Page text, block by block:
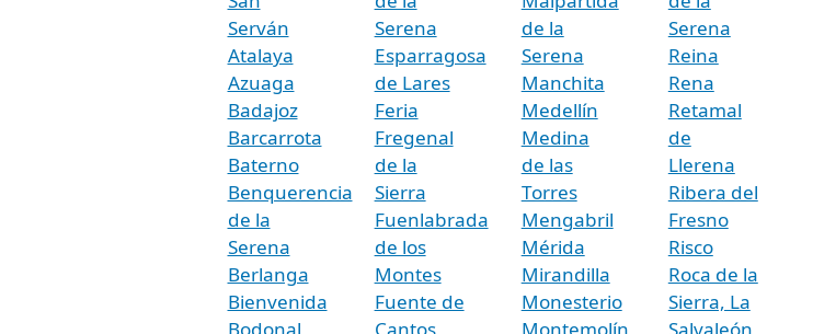
Serván
Atalaya
Azuaga
Badajoz
Barcarrota
Baterno
Benquerencia
de la
Serena
Berlanga
Bienvenida
Bodonal
Serena
Esparragosa
de Lares
Feria
Fregenal
de la
Sierra
Fuenlabrada
de los
Montes
Fuente de
Cantos
de la
Serena
Manchita
Medellín
Medina
de las
Torres
Mengabril
Mérida
Mirandilla
Monesterio
Montemolín
Serena
Reina
Rena
Retamal
de
Llerena
Ribera del
Fresno
Risco
Roca de la
Sierra, La
Salvaleón